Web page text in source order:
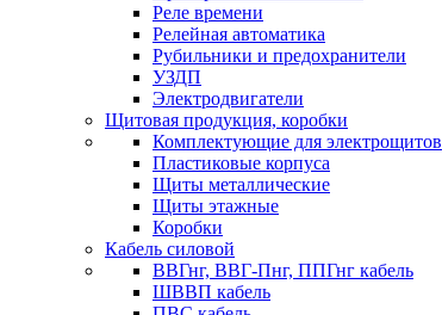
Реле времени
Релейная автоматика
Рубильники и предохранители
УЗДП
Электродвигатели
Щитовая продукция, коробки
Комплектующие для электрощитов
Пластиковые корпуса
Щиты металлические
Щиты этажные
Коробки
Кабель силовой
ВВГнг, ВВГ-Пнг, ППГнг кабель
ШВВП кабель